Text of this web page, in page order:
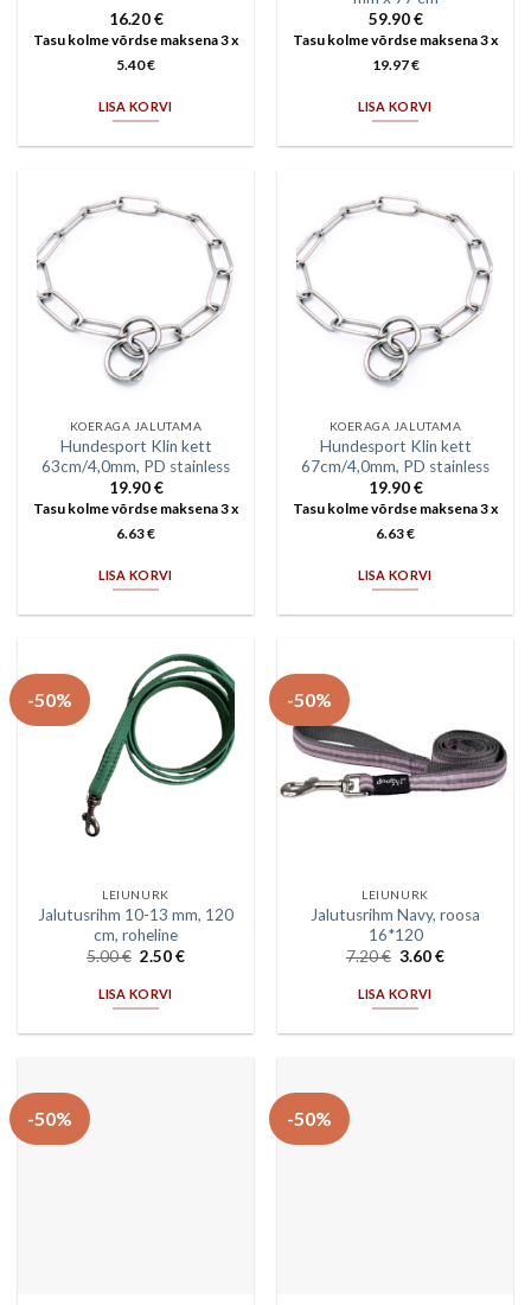
16.20€
Tasu kolme võrdse maksena 3 x
5.40€
LISA KORVI
59.90€
Tasu kolme võrdse maksena 3 x
19.97€
LISA KORVI
KOERAGA JALUTAMA
Hundesport Klin kett
63cm/4,0mm, PD stainless
19.90€
Tasu kolme võrdse maksena 3 x
6.63€
LISA KORVI
KOERAGA JALUTAMA
Hundesport Klin kett
67cm/4,0mm, PD stainless
19.90€
Tasu kolme võrdse maksena 3 x
6.63€
LISA KORVI
-50%
LEIUNURK
Jalutusrihm 10-13 mm, 120
cm, roheline
5.00€ 2.50€
LISA KORVI
-50%
LEIUNURK
Jalutusrihm Navy, roosa
16*120
7.20€ 3.60€
LISA KORVI
-50% -50%